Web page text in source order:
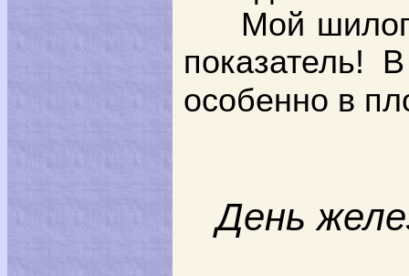
Мой
показатель!
особенно в
День